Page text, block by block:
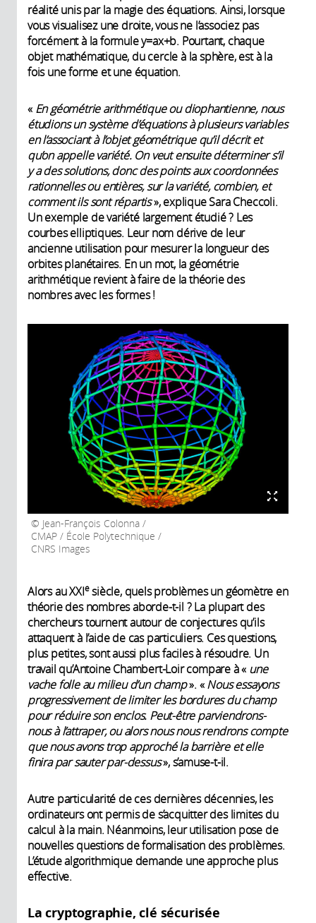
réalité unis par la magie des équations. Ainsi, lorsque
vous visualisez une droite, vous ne l’associez pas
forcément à la formule y=ax+b. Pourtant, chaque
objet mathématique, du cercle à la sphère, est à la
fois une forme et une équation.
« En géométrie arithmétique ou dio­phan­tienne, nous
étudions un système d’équations à plusieurs variables
en l’associant à l’objet géométrique qu’il décrit et
qu’on appelle variété. On veut ensuite déterminer s’il
y a des solutions, donc des points aux coordonnées
rationnelles ou entières, sur la variété, combien, et
comment ils sont répartis», explique Sara Checcoli.
Un exemple de variété largement étudié ? Les
courbes elliptiques. Leur nom dérive de leur
ancienne utilisation pour mesurer la longueur des
orbites planétaires. En un mot, la ­géométrie
arithmétique revient à faire de la théorie des
nombres avec les formes !
Jean-François Colonna /
CMAP / École Polytechnique /
CNRS Images
Alors au XXIesiècle, quels problèmes un géomètre en
théorie des nombres aborde-t-il ? La plupart des
chercheurs tournent autour de conjectures qu’ils
attaquent à l’aide de cas particuliers. Ces questions,
plus petites, sont aussi plus faciles à résoudre. Un
travail qu’Antoine Chambert-Loir compare à « une
vache folle au milieu d’un champ». «Nous essayons
progressivement de limiter les bordures du champ
pour réduire son enclos. Peut-être parviendrons-
nous à l’attraper, ou alors nous nous rendrons compte
que nous avons trop approché la barrière et elle
finira par sauter par-dessus», s’amuse-t-il.
Autre particularité de ces dernières décennies, les
ordinateurs ont permis de s’acquitter des limites du
calcul à la main. Néanmoins, leur utilisation pose de
nouvelles questions de formalisation des problèmes.
L’étude algorithmique demande une approche plus
effective.
La cryptographie, clé sécurisée